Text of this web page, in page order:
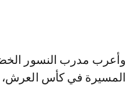
وأعرب مدرب النسور الخضر في الندوة الصحفية التي تلت مواجهة شباب
المسيرة في كأس العرش،